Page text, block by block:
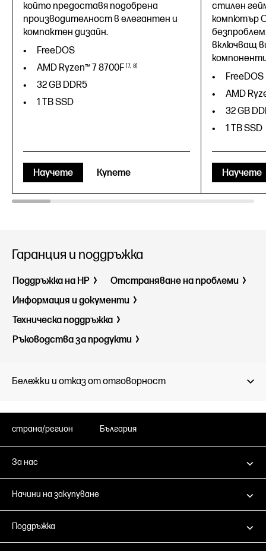
който предоставя подобрена
производителност в елегантен и
компактен дизайн.
FreeDOS
AMD Ryzen™ 78700F 7 8
32 GB DDR5
1 TB SSD
Научете Купете
стилен
компютър
включващ
FreeDOS
AMD
32 GB
1 TB SSD
Научете
Гаранция и поддръжка
Поддръжка на HP
Отстраняване на проблеми
Информация и документи
Техническа поддръжка
Ръководства за продукти
Бележки и отказ от отговорност
страна/регион България
За нас
Начини на закупуване
Поддръжка